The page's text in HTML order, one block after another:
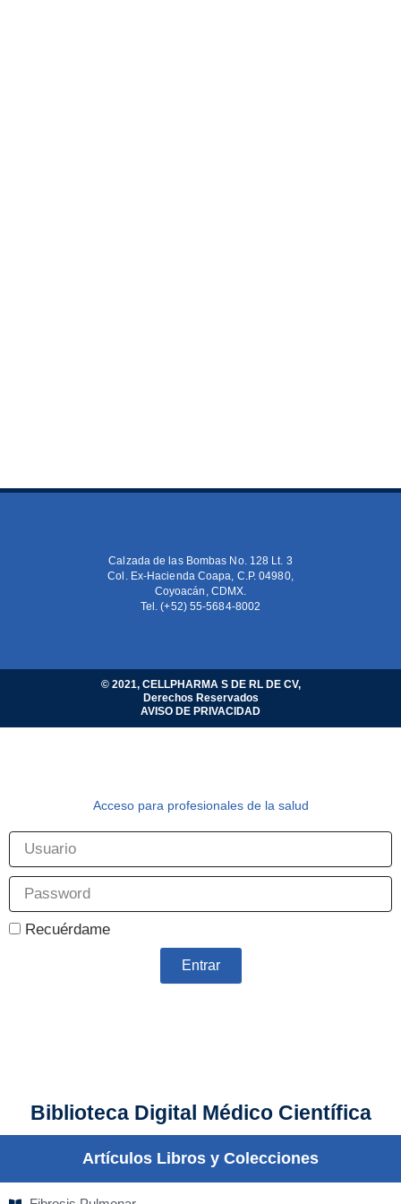
Calzada de las Bombas No. 128 Lt. 3
Col. Ex-Hacienda Coapa, C.P. 04980,
Coyoacán, CDMX.
Tel. (+52) 55-5684-8002
© 2021, CELLPHARMA S DE RL DE CV,
Derechos Reservados
AVISO DE PRIVACIDAD
Acceso para profesionales de la salud
Recuérdame
Entrar
Biblioteca Digital Médico Científica
Artículos Libros y Colecciones